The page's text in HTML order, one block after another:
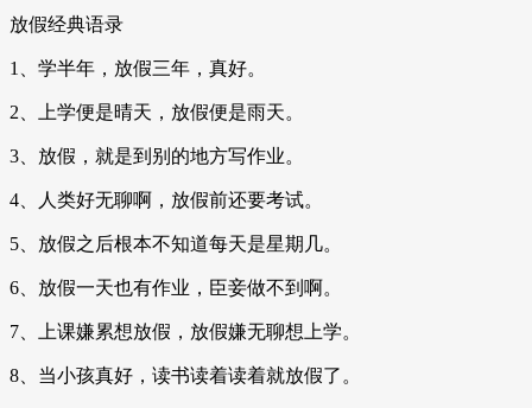
放假经典语录
1、学半年，放假三年，真好。
2、上学便是晴天，放假便是雨天。
3、放假，就是到别的地方写作业。
4、人类好无聊啊，放假前还要考试。
5、放假之后根本不知道每天是星期几。
6、放假一天也有作业，臣妾做不到啊。
7、上课嫌累想放假，放假嫌无聊想上学。
8、当小孩真好，读书读着读着就放假了。